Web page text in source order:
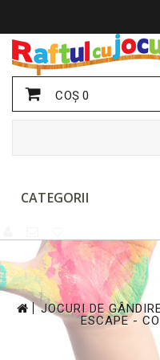
COŞ0
CATEGORII
>
JOCURI DE
ESCAPE -